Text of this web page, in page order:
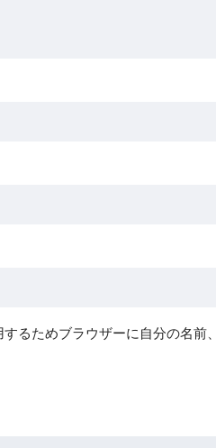
るためブラウザーに自分の名前